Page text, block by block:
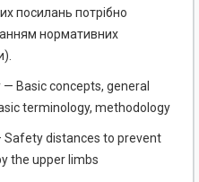
посилань потрібно
нормативних
Basic concepts, general
terminology, methodology
Safety distances to prevent
the upper limbs